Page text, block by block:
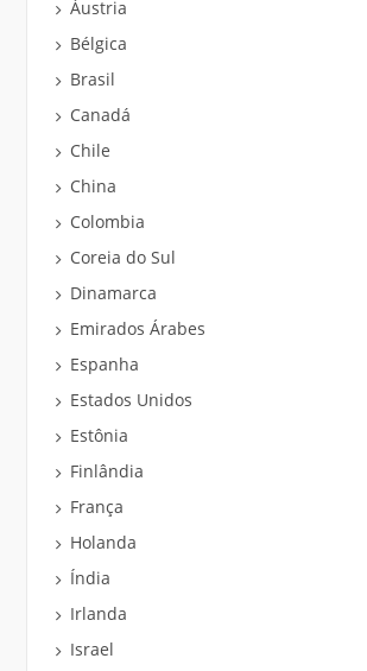
Áustria
Bélgica
Brasil
Canadá
Chile
China
Colombia
Coreia do Sul
Dinamarca
Emirados Árabes
Espanha
Estados Unidos
Estônia
Finlândia
França
Holanda
Índia
Irlanda
Israel